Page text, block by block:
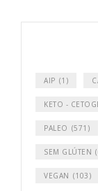
AIP (1)
KETO -
PALEO (571)
SEM GLÚTEN
VEGAN (103)